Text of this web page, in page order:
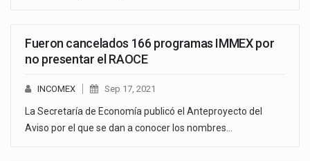
Fueron cancelados 166 programas IMMEX por
no presentar el RAOCE
INCOMEX Sep 17, 2021
La Secretaría de Economía publicó el Anteproyecto del
Aviso por el que se dan a conocer los nombres…